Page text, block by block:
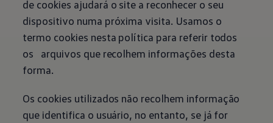
Bikes Volkswagen
Atualização de mapas
Volkswagen Collection
Programa de rotulagem veicular de segurança
Eletropostos
Atendimento elétrico
Marca e Experiência
SUVs 5 Estrelas
Nossa marca, sua paixão
Padrão Volks de Segurança
de cookies ajudará o site a reconhecer o seu
dispositivo numa próxima visita. Usamos o
termo cookies nesta política para referir todos
os arquivos que recolhem informações desta
forma.
Os cookies utilizados não recolhem informação
que identifica o usuário, no entanto, se já for